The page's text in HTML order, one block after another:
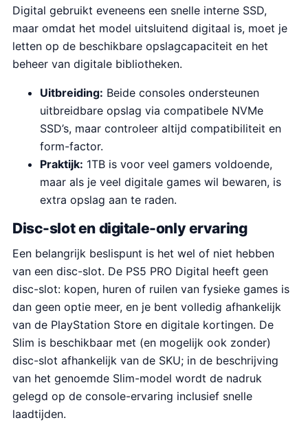
Digital gebruikt eveneens een snelle interne SSD,
maar omdat het model uitsluitend digitaal is, moet je
letten op de beschikbare opslagcapaciteit en het
beheer van digitale bibliotheken.
Uitbreiding: Beide consoles ondersteunen
uitbreidbare opslag via compatibele NVMe
SSD’s, maar controleer altijd compatibiliteit en
form-factor.
Praktijk: 1TB is voor veel gamers voldoende,
maar als je veel digitale games wil bewaren, is
extra opslag aan te raden.
Disc-slot en digitale-only ervaring
Een belangrijk beslispunt is het wel of niet hebben
van een disc-slot. De PS5 PRO Digital heeft geen
disc-slot: kopen, huren of ruilen van fysieke games is
dan geen optie meer, en je bent volledig afhankelijk
van de PlayStation Store en digitale kortingen. De
Slim is beschikbaar met (en mogelijk ook zonder)
disc-slot afhankelijk van de SKU; in de beschrijving
van het genoemde Slim-model wordt de nadruk
gelegd op de console-ervaring inclusief snelle
laadtijden.